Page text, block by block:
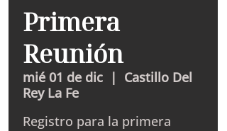
Primera
Reunión
mié 01 de dic
  |
Castillo Del
Rey La Fe
Registro para la primera